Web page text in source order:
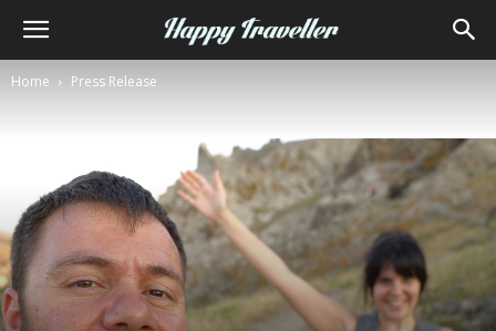
Home Press Release